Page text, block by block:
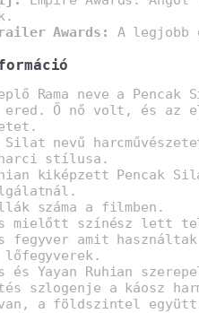
Awards: A legjobb
Rama neve a Pencak
ered. Ő nő volt, és
Silat nevű
stílusa.
kiképzett Pencak
száma a filmben.
mielőtt színész lett
fegyver amit
lőfegyverek.
és Yayan Ruhian
szlogenje a káosz
van, a földszintel